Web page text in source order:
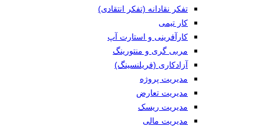
تفکر نقادانه (تفکر انتقادی)
کار تیمی
کارآفرینی و استارت آپ
مربی گری و منتورینگ
آزادکاری (فریلنسینگ)
مدیریت پروژه
مدیریت تعارض
مدیریت ریسک
مدیریت مالی